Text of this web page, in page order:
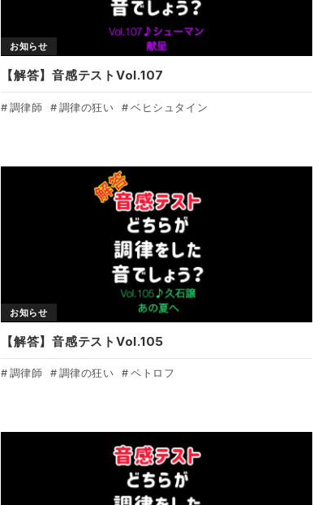
お知らせ
【解答】音感テストVol.107
調律師 調律の狂い ベヒシュタイン
お知らせ
【解答】音感テストVol.105
調律師 調律の狂い ペトロフ